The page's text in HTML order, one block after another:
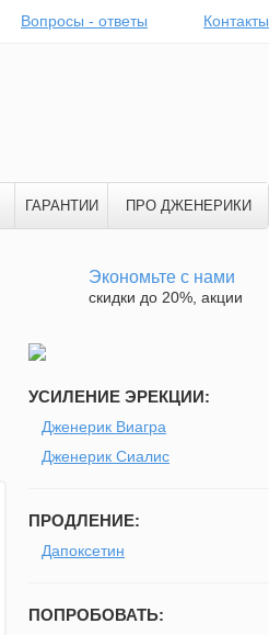
Вопросы - ответы Контакты
ГАРАНТИИ ПРО ДЖЕНЕРИКИ
Экономьте с нами
скидки до 20%, акции
УСИЛЕНИЕ ЭРЕКЦИИ:
Дженерик Виагра
Дженерик Сиалис
ПРОДЛЕНИЕ:
Дапоксетин
ПОПРОБОВАТЬ: